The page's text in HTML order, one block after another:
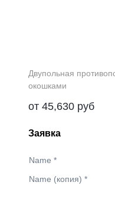
Двупольная
окошками
от 45,630 руб
Заявка
Name *
Name (копия) *